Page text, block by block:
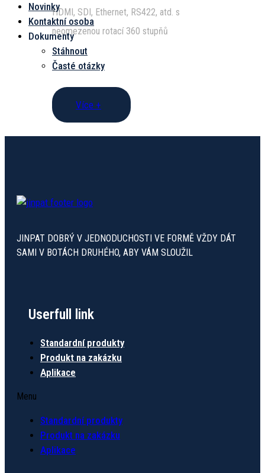
Novinky
Kontaktní osoba
Dokumenty
Stáhnout
Časté otázky
HDMI, SDI, Ethernet, RS422, atd. s
neomezenou rotací 360 stupňů
Více +
JINPAT DOBRÝ V JEDNODUCHOSTI VE FORMĚ VŽDY DÁT
SAMI V BOTÁCH DRUHÉHO, ABY VÁM SLOUŽIL
Userfull link
Standardní produkty
Produkt na zakázku
Aplikace
Menu
Standardní produkty
Produkt na zakázku
Aplikace